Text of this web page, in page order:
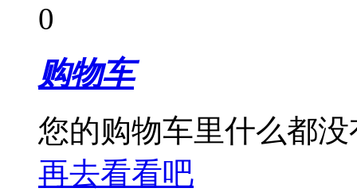
0
购物车
您的购物车里什么都没
再去看看吧